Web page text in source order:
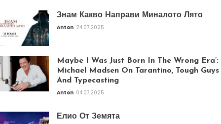
Знам Какво Направи Миналото Лято
Anton 24.07.2025
Maybe I Was Just Born In The Wrong Era’:
Michael Madsen On Tarantino, Tough Guys
And Typecasting
Anton 04.07.2025
Елио От Земята